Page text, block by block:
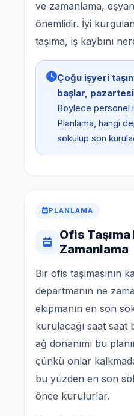
ve zamanlama,
önemlidir. İyi
taşıma, iş kaybını
Çoğu işyeri
başlar,
Böylece personel
Planlama, hangi
sökülüp son
PLANLAMA
Ofis
Zamanlama
Bir ofis taşımasının
departmanın ne
ekipmanın en son
kurulacağı saat saat
ağ donanımı bu
çünkü onlar
bu yüzden en son
önce kurulurlar.